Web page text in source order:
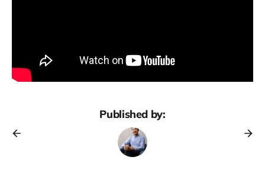
Published by: